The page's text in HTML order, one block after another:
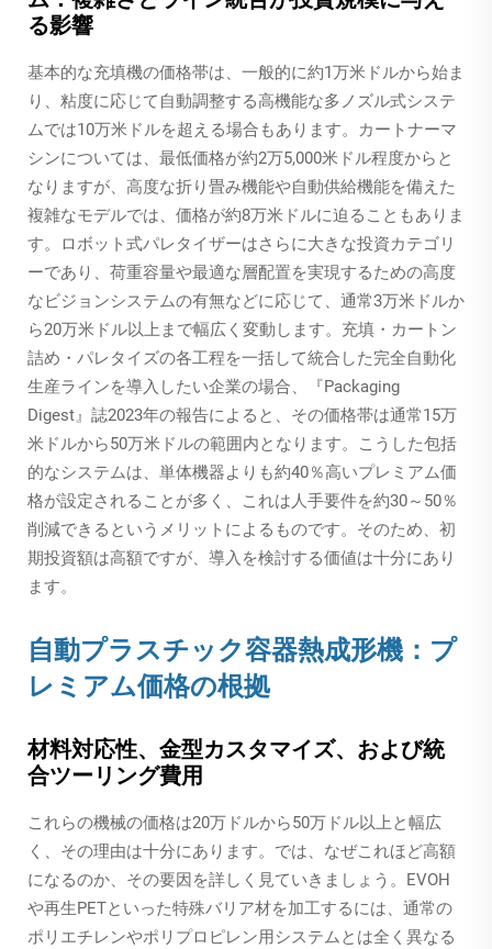
る影響
基本的な充填機の価格帯は、一般的に約1万米ドルから始ま
り、粘度に応じて自動調整する高機能な多ノズル式システ
ムでは10万米ドルを超える場合もあります。カートナーマ
シンについては、最低価格が約2万5,000米ドル程度からと
なりますが、高度な折り畳み機能や自動供給機能を備えた
複雑なモデルでは、価格が約8万米ドルに迫ることもありま
す。ロボット式パレタイザーはさらに大きな投資カテゴリ
ーであり、荷重容量や最適な層配置を実現するための高度
なビジョンシステムの有無などに応じて、通常3万米ドルか
ら20万米ドル以上まで幅広く変動します。充填・カートン
詰め・パレタイズの各工程を一括して統合した完全自動化
生産ラインを導入したい企業の場合、『Packaging
Digest』誌2023年の報告によると、その価格帯は通常15万
米ドルから50万米ドルの範囲内となります。こうした包括
的なシステムは、単体機器よりも約40％高いプレミアム価
格が設定されることが多く、これは人手要件を約30～50％
削減できるというメリットによるものです。そのため、初
期投資額は高額ですが、導入を検討する価値は十分にあり
ます。
自動プラスチック容器熱成形機：プ
レミアム価格の根拠
材料対応性、金型カスタマイズ、および統
合ツーリング費用
これらの機械の価格は20万ドルから50万ドル以上と幅広
く、その理由は十分にあります。では、なぜこれほど高額
になるのか、その要因を詳しく見ていきましょう。EVOH
や再生PETといった特殊バリア材を加工するには、通常の
ポリエチレンやポリプロピレン用システムとは全く異なる